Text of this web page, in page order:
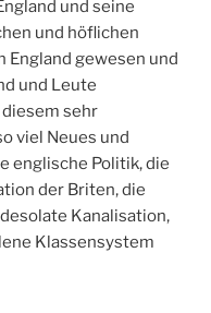
und seine
und höflichen
England gewesen und
und Leute
sehr
viel Neues und
englische Politik, die
der Briten, die
Kanalisation,
Klassensystem